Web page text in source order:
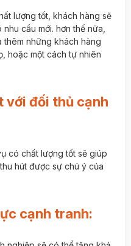
lượng tốt, khách hàng sẽ
cầu mới. hơn thế nữa,
thêm những khách hàng
hoặc một cách tự nhiên
với đối thủ cạnh
có chất lượng tốt sẽ giúp
hút được sự chú ý của
cạnh tranh: